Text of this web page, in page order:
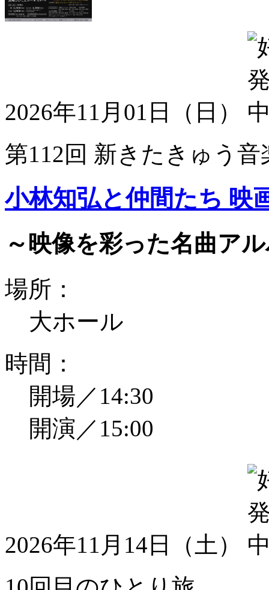
2026年11月01日（日）
第112回 新きたきゅう音
小林知弘と仲間たち 映
～映像を彩った名曲ア
場所：
大ホール
時間：
開場／14:30
開演／15:00
2026年11月14日（土）